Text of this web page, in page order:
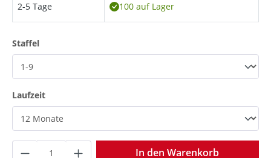
2-5 Tage 100 auf Lager
Staffelauswählen
Laufzeitauswählen
Produkt Anzahl: Gib den gewünschten
In den Warenkorb